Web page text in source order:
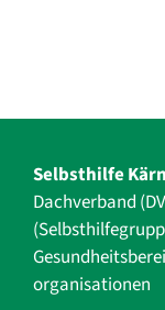
Selbsthilfe
Dachverband
organisationen